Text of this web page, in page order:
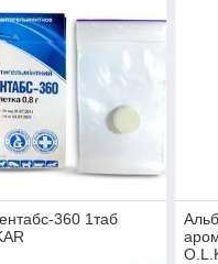
360 1таб